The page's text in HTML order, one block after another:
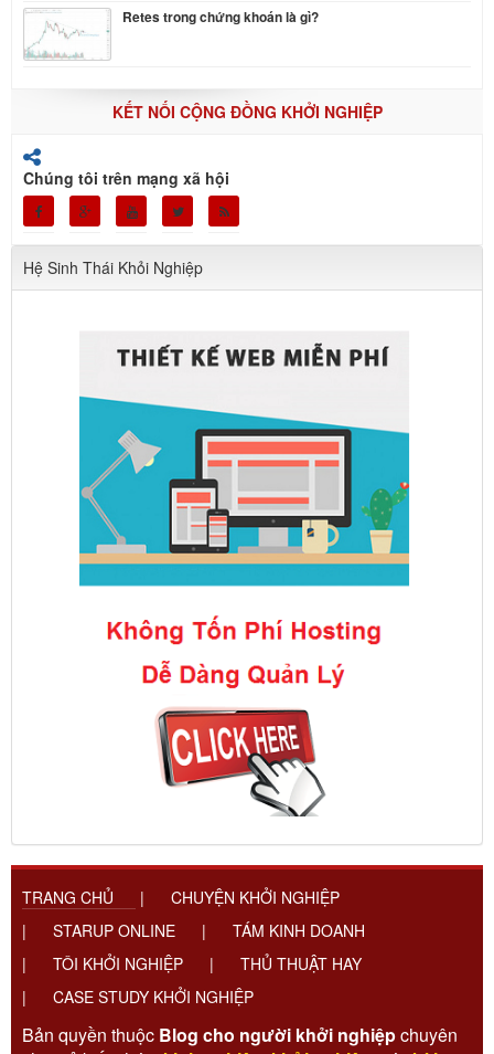
Retes trong chứng khoán là gì?
KẾT NỐI CỘNG ĐỒNG KHỞI NGHIỆP
Chúng tôi trên mạng xã hội
Hệ Sinh Thái Khỏi Nghiệp
TRANG CHỦ |
CHUYỆN KHỞI NGHIỆP
|
STARUP ONLINE |
TÁM KINH DOANH
|
TÔI KHỞI NGHIỆP |
THỦ THUẬT HAY
|
CASE STUDY KHỞI NGHIỆP
Bản quyền thuộc Blog cho người khởi nghiệpchuyên